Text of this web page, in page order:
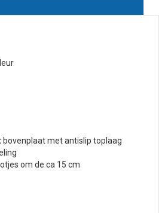
met antislip toplaag
om de ca 15 cm